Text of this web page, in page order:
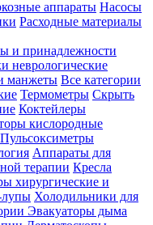
аппараты Насосы
Расходные материалы
и принадлежности
неврологические
манжеты Все категории
Термометры Скрыть
Коктейлеры
кислородные
Пульсоксиметры
Аппараты для
терапии Кресла
хирургические и
Холодильники для
Эвакуаторы дыма